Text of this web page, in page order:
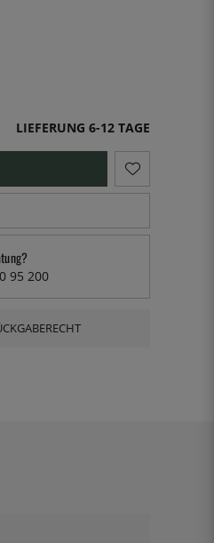
LIEFERUNG 6-12 TAGE
95 200